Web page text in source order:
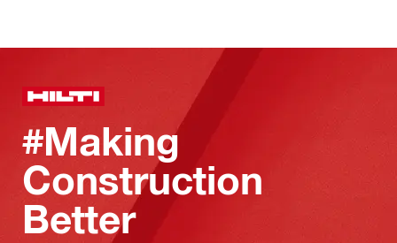
#Making
Construction
Better